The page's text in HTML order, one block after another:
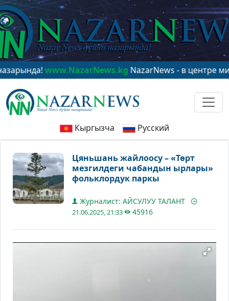
NazarNews - в центре мирового
Кыргызча Русский
Цяньшань жайлоосу – «Төрт
мезгилдеги чабандын ырлары»
фольклордук паркы
Журналист: АЙСУЛУУ ТАЛАНТ
21.06.2025, 21:33 45916